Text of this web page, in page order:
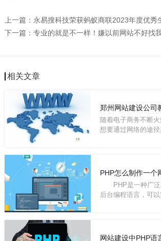
上一篇： 永易搜科技荣获蚂蚁商联2023年度优秀
下一篇：
相关文章
随着电子商务不断
想要通过网络的途
PHP怎么制作一个
PHP是一种广泛
后台编程语言，可
网站建设中PHP语